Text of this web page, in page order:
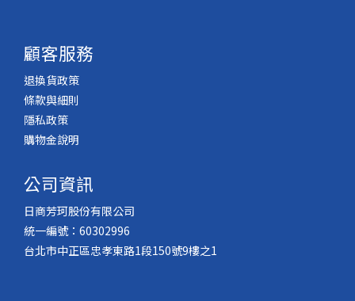
顧客服務
退換貨政策
條款與細則
隱私政策
購物金說明
公司資訊
日商芳珂股份有限公司
統一編號：60302996
台北市中正區忠孝東路1段150號9樓之1